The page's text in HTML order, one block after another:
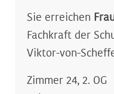
Sie erreichen
Fachkraft der
Viktor-von-
Zimmer 24, 2. OG